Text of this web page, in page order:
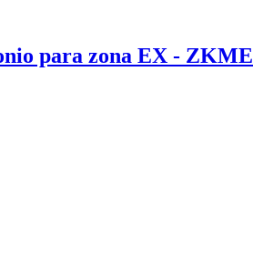
para zona EX - ZKME